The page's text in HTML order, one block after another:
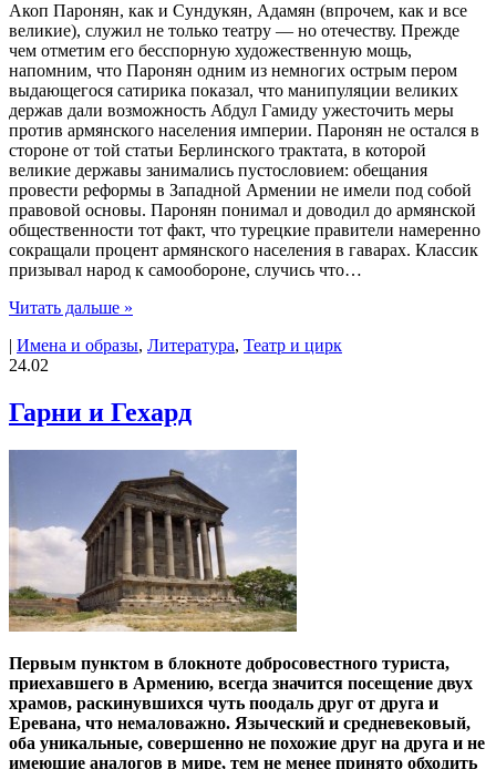
Акоп Паронян, как и Сундукян, Адамян (впрочем, как и все
великие), служил не только театру — но отечеству. Прежде
чем отметим его бесспорную художественную мощь,
напомним, что Паронян одним из немногих острым пером
выдающегося сатирика показал, что манипуляции великих
держав дали возможность Абдул Гамиду ужесточить меры
против армянского населения империи. Паронян не остался в
стороне от той статьи Берлинского трактата, в которой
великие державы занимались пустословием: обещания
провести реформы в Западной Армении не имели под собой
правовой основы. Паронян понимал и доводил до армянской
общественности тот факт, что турецкие правители намеренно
сокращали процент армянского населения в гаварах. Классик
призывал народ к самообороне, случись что…
Читать дальше »
| Имена и образы, Литература, Театр и цирк
24.02
Гарни и Гехард
Первым пунктом в блокноте добросовестного туриста,
приехавшего в Армению, всегда значится посещение двух
храмов, раскинувшихся чуть поодаль друг от друга и
Еревана, что немаловажно. Языческий и средневековый,
оба уникальные, совершенно не похожие друг на друга и не
имеющие аналогов в мире, тем не менее принято обходить